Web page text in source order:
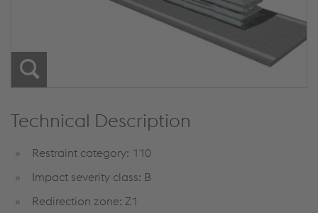
Technical Description
Restraint category: 110
Impact severity class: B
Redirection zone: Z1